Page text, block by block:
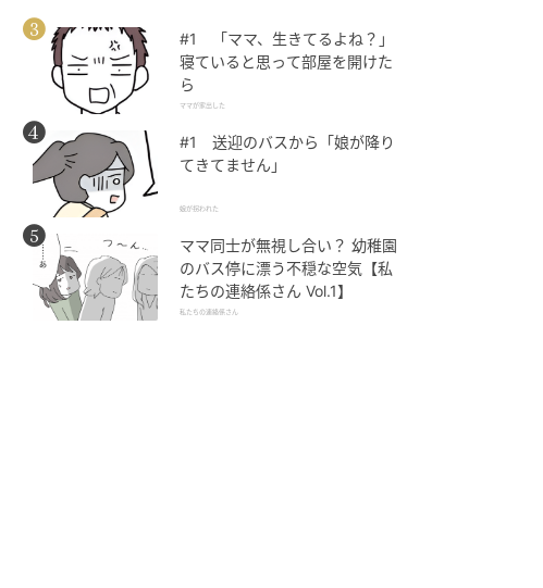
#1 「ママ、生きてるよね？」
寝ていると思って部屋を開けた
ら
ママが家出した
#1 送迎のバスから「娘が降り
てきてません」
娘が拐われた
ママ同士が無視し合い？ 幼稚園
のバス停に漂う不穏な空気【私
たちの連絡係さん Vol.1】
私たちの連絡係さん